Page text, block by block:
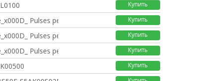
Купить
Pulses per Купить
Pulses per Купить
Pulses per Купить
Купить